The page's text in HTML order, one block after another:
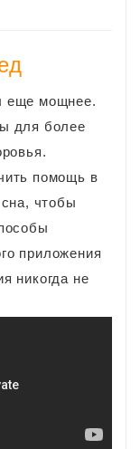
еще мощнее.
для более
помощь в
чтобы
приложения
никогда не